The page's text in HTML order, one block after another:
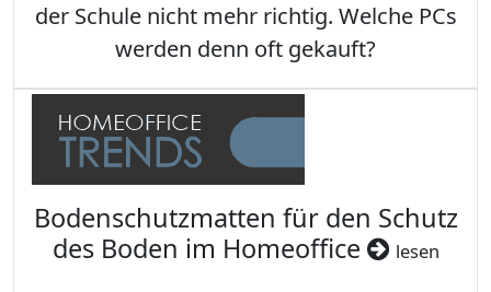
der Schule nicht mehr richtig. Welche PCs
werden denn oft gekauft?
Bodenschutzmatten für den Schutz
des Boden im Homeoffice
lesen